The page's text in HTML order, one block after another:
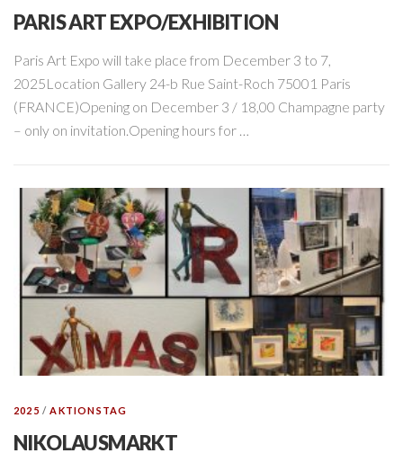
PARIS ART EXPO/EXHIBITION
Paris Art Expo will take place from December 3 to 7,
2025Location Gallery 24-b Rue Saint-Roch 75001 Paris
(FRANCE)Opening on December 3 / 18,00 Champagne party
– only on invitation.Opening hours for …
2025 /AKTIONSTAG
NIKOLAUSMARKT